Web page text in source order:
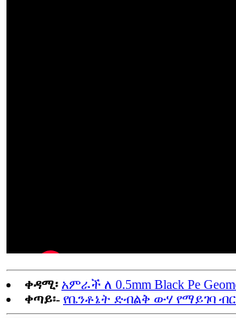
ቀዳሚ፡ አምራች ለ 0.5mm Black Pe
ቀጣይ፡- የቤንቶኔት ድብልቅ ውሃ የማይገባ